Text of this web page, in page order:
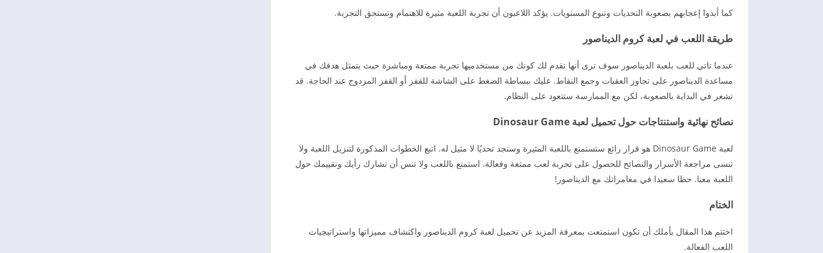
كما أبدوا إعجابهم بصعوبة التحديات وتنوع المستويات. يؤكد اللاعبون أن تجربة اللعبة مثيرة للاهتمام وتستحق التجربة.
طريقة اللعب في لعبة كروم الديناصور
عندما تاتي للعب بلعبة الديناصور سوف ترى أنها تقدم لك كونك من مستخدميها تجربة ممتعة ومباشرة حيث يتمثل هدفك في
مساعدة الديناصور على تجاوز العقبات وجمع النقاط. عليك ببساطة الضغط على الشاشة للقفز أو القفز المزدوج عند الحاجة. قد
تشعر في البداية بالصعوبة، لكن مع الممارسة ستتعود على النظام.
نصائح نهائية واستنتاجات حول تحميل لعبة Dinosaur Game
لعبة Dinosaur Game هو قرار رائع ستستمتع باللعبة المثيرة وستجد تحديًا لا مثيل له. اتبع الخطوات المذكورة لتنزيل اللعبة ولا
تنسى مراجعة الأسرار والنصائح للحصول على تجربة لعب ممتعة وفعالة. استمتع باللعب ولا تنس أن تشارك رأيك وتقييمك حول
اللعبة معنا. حظا سعيدا في مغامراتك مع الديناصور!
الختام
اختتم هذا المقال بأملك أن تكون استمتعت بمعرفة المزيد عن تحميل لعبة كروم الديناصور واكتشاف مميزاتها واستراتيجيات
اللعب الفعالة.